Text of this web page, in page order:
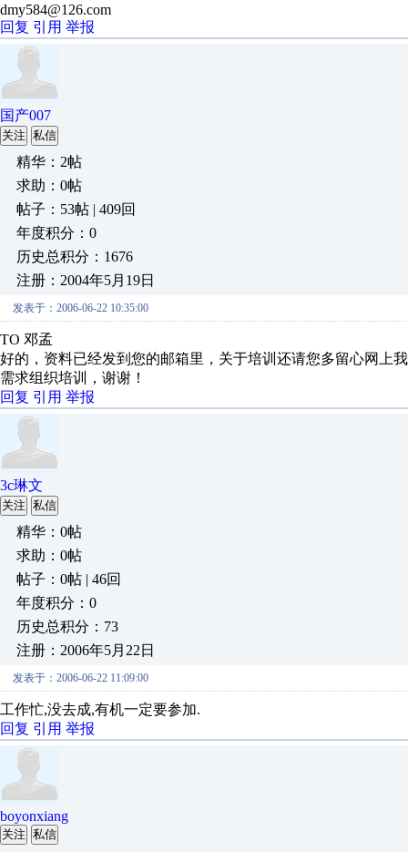
dmy584@126.com
回复 引用 举报
国产007
关注 私信
精华：2帖
求助：0帖
帖子：53帖 | 409回
年度积分：0
历史总积分：1676
注册：2004年5月19日
发表于：2006-06-22 10:35:00
TO 邓孟
好的，资料已经发到您的邮箱里，关于培训还请您多留心网上
需求组织培训，谢谢！
回复 引用 举报
3c琳文
关注 私信
精华：0帖
求助：0帖
帖子：0帖 | 46回
年度积分：0
历史总积分：73
注册：2006年5月22日
发表于：2006-06-22 11:09:00
工作忙,没去成,有机一定要参加.
回复 引用 举报
boyonxiang
关注 私信